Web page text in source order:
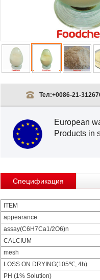
Тел:+0086-21-
European
Products in
Спецификация
ITEM
appearance
assay(C6H7Ca1/2O6)n
CALCIUM
mesh
LOSS ON DRYING(105℃, 4h)
PH (1% Solution)